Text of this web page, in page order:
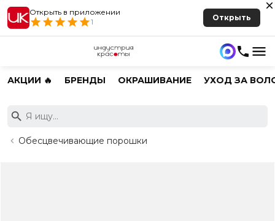
Открыть в приложении
1
Открыть
АКЦИИ 🔥 БРЕНДЫ ОКРАШИВАНИЕ УХОД ЗА
Обесцвечивающие порошки